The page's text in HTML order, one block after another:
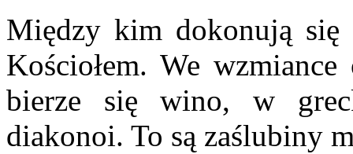
Między kim dokonują się
Kościołem. We
bierze się wino, w
diakonoi. To są zaślubiny